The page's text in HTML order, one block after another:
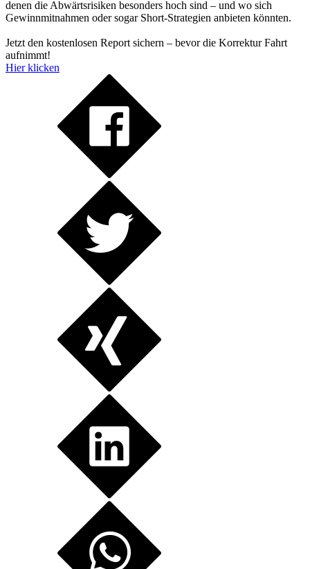
denen die Abwärtsrisiken besonders hoch sind – und wo sich
Gewinnmitnahmen oder sogar Short-Strategien anbieten könnten.
Jetzt den kostenlosen Report sichern – bevor die Korrektur Fahrt
aufnimmt!
Hier klicken